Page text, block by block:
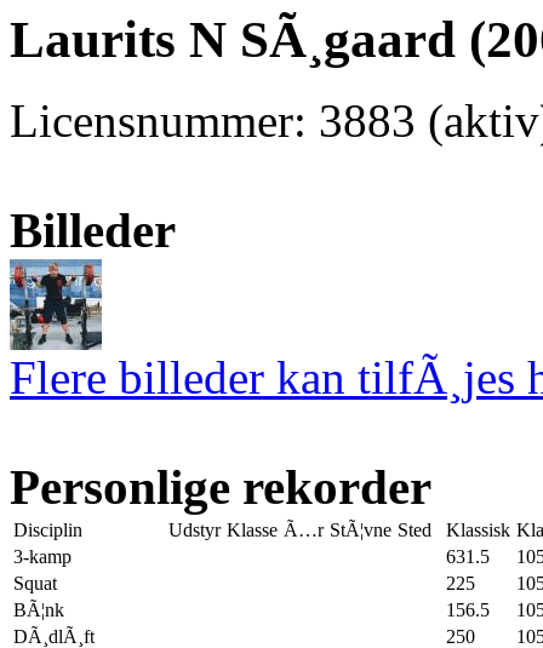
Laurits N SÃ¸gaard
Licensnummer: 3883
Billeder
Flere billeder kan tilfÃ¸jes
Personlige rekorder
Disciplin Udstyr Klasse Ã…r StÃ¦vne Sted Klassisk
3-kamp
631.5
Squat
225
BÃ¦nk
156.5
DÃ¸dlÃ¸ft
250